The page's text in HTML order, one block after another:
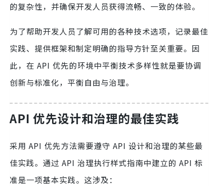
的复杂性，并确保开发人员获得流畅、一致的体验。
为了帮助开发人员了解可用的各种技术选项，记录最佳
实践、提供框架和制定明确的指导方针至关重要。因
此，在 API 优先的环境中平衡技术多样性就是要协调
创新与标准化，平衡自由与治理。
API 优先设计和治理的最佳实践
采用 API 优先方法需要遵守 API 设计和治理的某些最
佳实践。通过 API 治理执行样式指南中建立的 API 标
准是一项基本实践。这涉及：